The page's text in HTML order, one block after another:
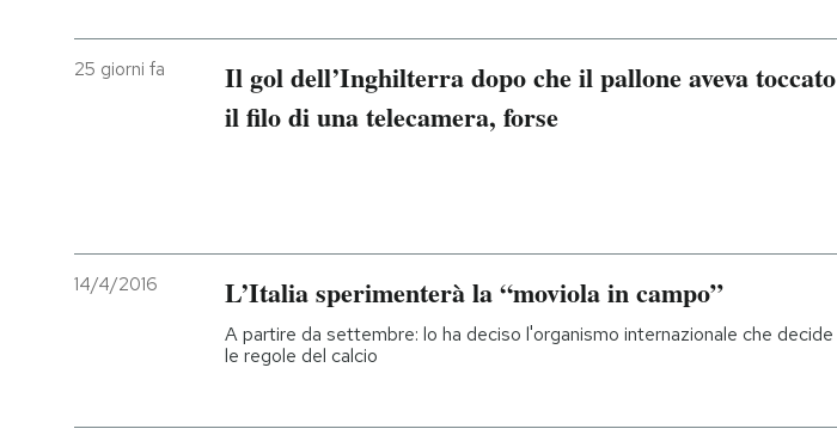
25 giorni fa
Il gol dell’Inghilterra dopo che il pallone aveva toccato
il filo di una telecamera, forse
14/4/2016 L’Italia sperimenterà la “moviola in campo”
A partire da settembre: lo ha deciso l'organismo internazionale che decide
le regole del calcio